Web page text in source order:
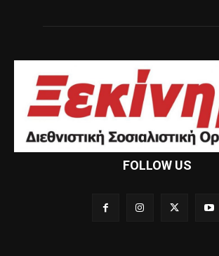
FOLLOW US